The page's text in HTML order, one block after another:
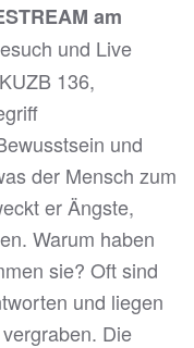
am
und Live
136,
und
der Mensch zum
er Ängste,
Warum haben
sie? Oft sind
und liegen
Die